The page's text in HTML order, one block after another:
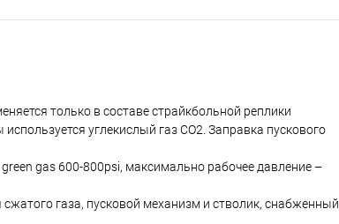
только в составе страйкбольной реплики
углекислый газ CO2. Заправка пускового
gas 600-800psi, максимально рабочее давление –
газа, пусковой механизм и стволик, снабженный